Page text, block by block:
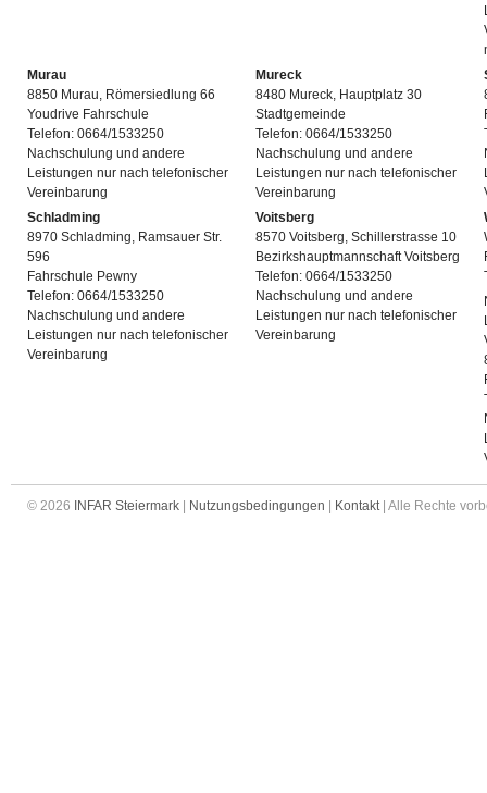
Murau
8850 Murau, Römersiedlung 66
Youdrive Fahrschule
Telefon: 0664/1533250
Nachschulung und andere
Leistungen nur nach telefonischer
Vereinbarung
Mureck
8480 Mureck, Hauptplatz 30
Stadtgemeinde
Telefon: 0664/1533250
Nachschulung und andere
Leistungen nur nach telefonischer
Vereinbarung
Schladming
8970 Schladming, Ramsauer Str.
596
Fahrschule Pewny
Telefon: 0664/1533250
Nachschulung und andere
Leistungen nur nach telefonischer
Vereinbarung
Voitsberg
8570 Voitsberg, Schillerstrasse 10
Bezirkshauptmannschaft Voitsberg
Telefon: 0664/1533250
Nachschulung und andere
Leistungen nur nach telefonischer
Vereinbarung
© 2026 INFAR Steiermark Nutzungsbedingungen Kontakt| Alle Rechte